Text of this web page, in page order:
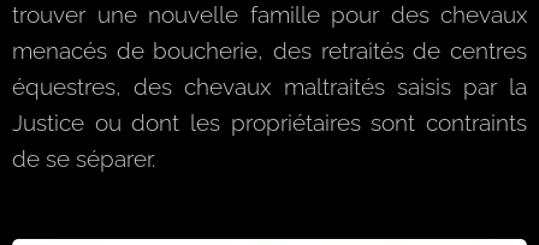
trouver une nouvelle famille pour des chevaux
menacés de boucherie, des retraités de centres
équestres, des chevaux maltraités saisis par la
Justice ou dont les propriétaires sont contraints
de se séparer.